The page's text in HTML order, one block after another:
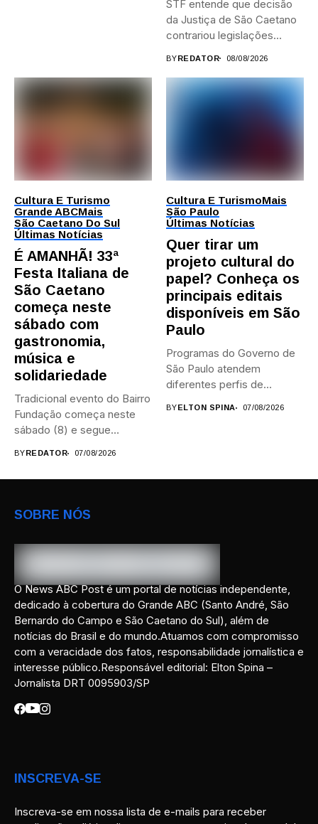
STF entende que decisão
da Justiça de São Caetano
contrariou legislações
BYREDATOR 08/08/2026
Cultura E Turismo
Grande ABCMais
São Caetano Do Sul
Últimas Notícias
É AMANHÃ! 33ª
Festa Italiana de
São Caetano
começa neste
sábado com
gastronomia,
música e
solidariedade
Tradicional evento do Bairro
Fundação começa neste
sábado (8) e segue
BYREDATOR 07/08/2026
Cultura E TurismoMais
São Paulo
Últimas Notícias
Quer tirar um
projeto cultural do
papel? Conheça os
principais editais
disponíveis em São
Paulo
Programas do Governo de
São Paulo atendem
diferentes perfis de
BYELTON SPINA 07/08/2026
SOBRE NÓS
O News ABC Post é um portal de notícias independente,
dedicado à cobertura do Grande ABC (Santo André, São
Bernardo do Campo e São Caetano do Sul), além de
notícias do Brasil e do mundo.Atuamos com compromisso
com a veracidade dos fatos, responsabilidade jornalística e
interesse público.Responsável editorial: Elton Spina –
Jornalista DRT 0095903/SP
INSCREVA-SE
Inscreva-se em nossa lista de e-mails para receber